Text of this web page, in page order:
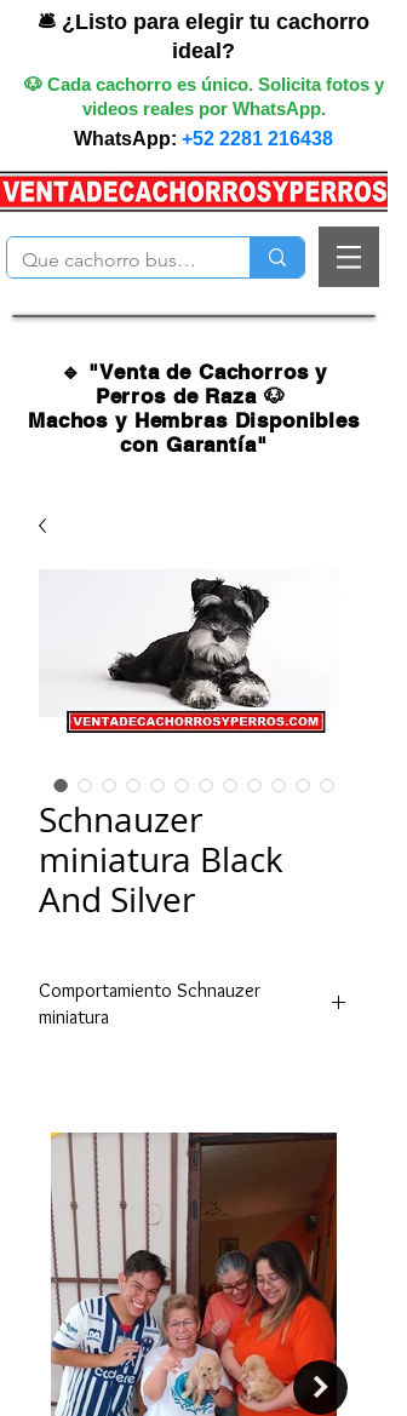
🛎️ ¿Listo para elegir tu cachorro
ideal?
🐶 Cada cachorro es único. Solicita fotos y
videos reales por WhatsApp.
WhatsApp: +52 2281 216438
🔹 "Venta de Cachorros y
Perros de Raza 🐶
Machos y Hembras Disponibles
con Garantía"
Schnauzer
miniatura Black
And Silver
Comportamiento Schnauzer
miniatura
lo que necesita una educación firme
desde cachorro.